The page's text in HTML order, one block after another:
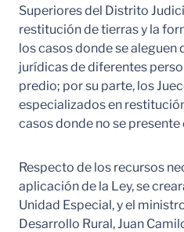
Superiores del Distrito
restitución de tierras y la
los casos donde se aleguen
jurídicas de diferentes
predio; por su parte, los
especializados en
casos donde no se
Respecto de los recursos
aplicación de la Ley, se
Unidad Especial, y el
Desarrollo Rural, Juan